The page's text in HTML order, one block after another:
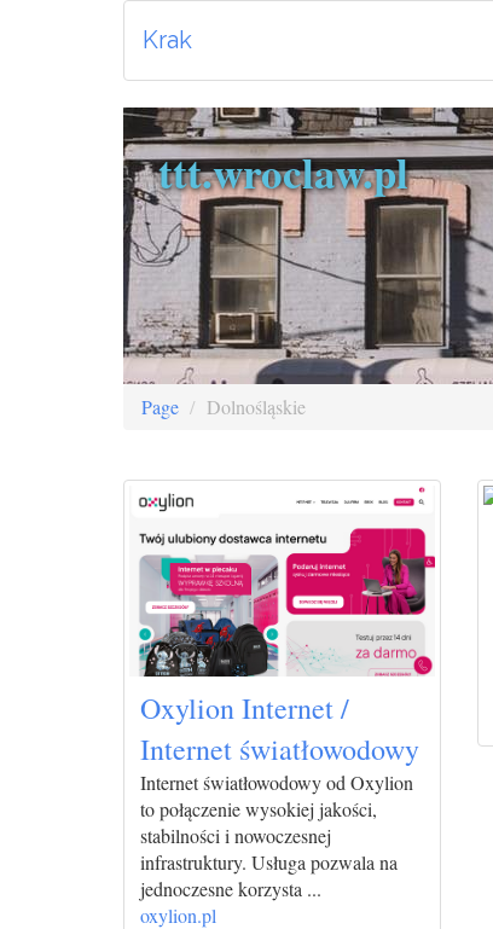
Krak
ttt.wroclaw.pl
Page Dolnośląskie
Oxylion Internet /
Internet światłowodowy
Internet światłowodowy od Oxylion
to połączenie wysokiej jakości,
stabilności i nowoczesnej
infrastruktury. Usługa pozwala na
jednoczesne korzysta ...
oxylion.pl